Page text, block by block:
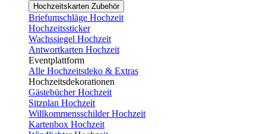
Hochzeitskarten Zubehör
Briefumschläge Hochzeit
Hochzeitssticker
Wachssiegel Hochzeit
Antwortkarten Hochzeit
Eventplattform
Alle Hochzeitsdeko & Extras
Hochzeitsdekorationen
Gästebücher Hochzeit
Sitzplan Hochzeit
Willkommensschilder Hochzeit
Kartenbox Hochzeit